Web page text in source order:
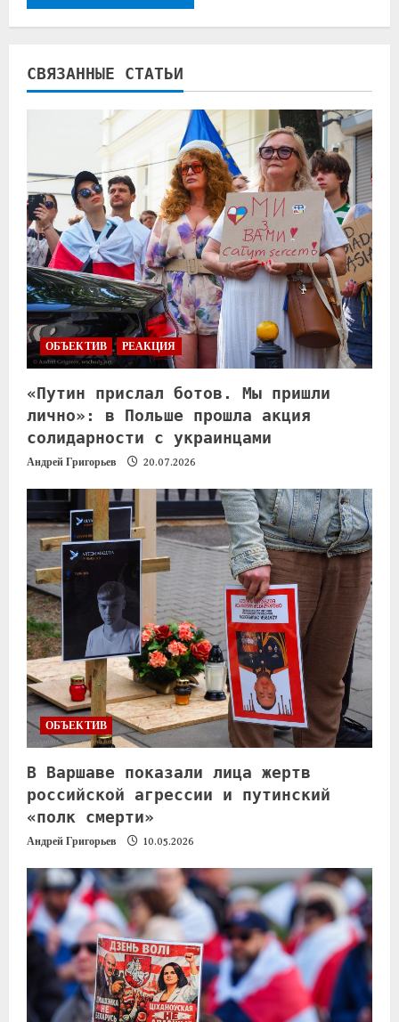
СВЯЗАННЫЕ СТАТЬИ
ОБЪЕКТИВ РЕАКЦИЯ
«Путин прислал ботов. Мы пришли
лично»: в Польше прошла акция
солидарности с украинцами
Андрей Григорьев 20.07.2026
ОБЪЕКТИВ
В Варшаве показали лица жертв
российской агрессии и путинский
«полк смерти»
Андрей Григорьев 10.05.2026